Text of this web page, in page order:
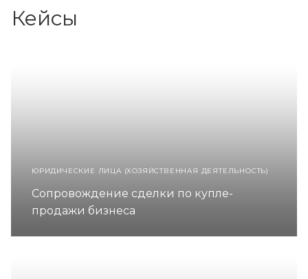
Кейсы
ЮРИДИЧЕСКИЕ ЛИЦА (ХОЗЯЙСТВЕННАЯ ДЕЯТЕЛЬНОСТЬ)
Сопровождение сделки по купле-
продажи бизнеса